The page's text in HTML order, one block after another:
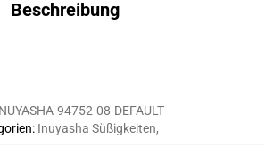
Beschreibung
94752-08-DEFAULT
: Inuyasha Süßigkeiten,